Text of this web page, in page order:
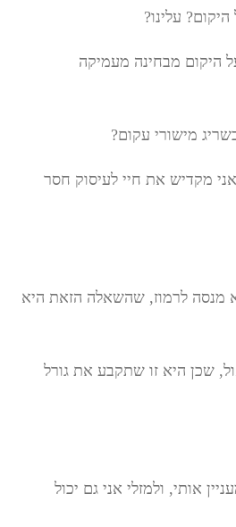
עלינו?
היקום מבחינה מעמיקה
מישורי עקום?
מקדיש את חיי לעיסוק חסר
מנסה לרמוז, שהשאלה הזאת היא
שכן היא זו שתקבע את גורל
אותי, ולמזלי אני גם יכול